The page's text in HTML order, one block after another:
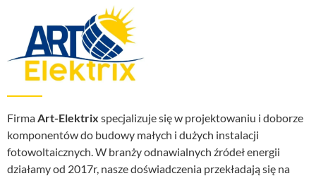
FirmaArt-Elektrix specjalizuje się w projektowaniu i doborze
komponentów do budowy małych i dużych instalacji
fotowoltaicznych. W branży odnawialnych źródeł energii
działamy od 2017r, nasze doświadczenia przekładają się na